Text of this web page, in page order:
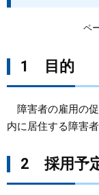
教育・文化・ス
しごと・産業・観
まちづくり
ペ
1 目的
障害者の雇用の
内に居住する障害
2 採用予